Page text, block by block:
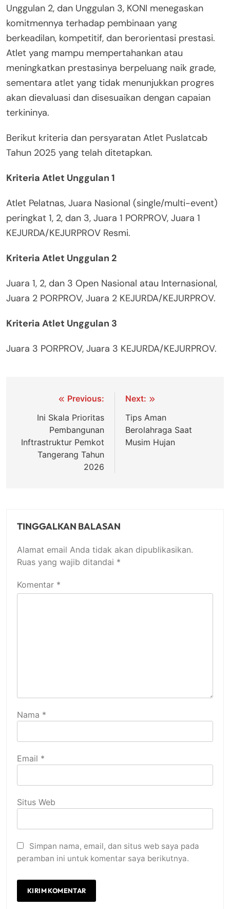
Unggulan 2, dan Unggulan 3, KONI menegaskan
komitmennya terhadap pembinaan yang
berkeadilan, kompetitif, dan berorientasi prestasi.
Atlet yang mampu mempertahankan atau
meningkatkan prestasinya berpeluang naik grade,
sementara atlet yang tidak menunjukkan progres
akan dievaluasi dan disesuaikan dengan capaian
terkininya.
Berikut kriteria dan persyaratan Atlet Puslatcab
Tahun 2025 yang telah ditetapkan.
Kriteria Atlet Unggulan 1
Atlet Pelatnas, Juara Nasional (single/multi-event)
peringkat 1, 2, dan 3, Juara 1 PORPROV, Juara 1
KEJURDA/KEJURPROV Resmi.
Kriteria Atlet Unggulan 2
Juara 1, 2, dan 3 Open Nasional atau Internasional,
Juara 2 PORPROV, Juara 2 KEJURDA/KEJURPROV.
Kriteria Atlet Unggulan 3
Juara 3 PORPROV, Juara 3 KEJURDA/KEJURPROV.
Navigasi Previous:
Ini Skala Prioritas
Pembangunan
Inftrastruktur Pemkot
Tangerang Tahun
2026
Next:
Tips Aman
Berolahraga Saat
Musim Hujan
TINGGALKAN BALASAN
Alamat email Anda tidak akan dipublikasikan.
Ruas yang wajib ditandai *
Komentar *
Nama *
Email *
Situs Web
Simpan nama, email, dan situs web saya pada
peramban ini untuk komentar saya berikutnya.